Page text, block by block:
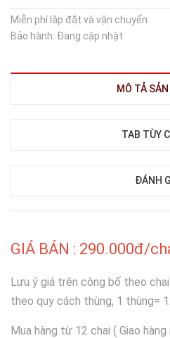
Miễn phí lắp đặt và vận chuyển
Bảo hành: Đang cập nhật
MÔ TẢ
TAB TÙY
ĐÁNH
GIÁ BÁN : 290.000đ/
Lưu ý giá trên công bố theo
theo quy cách thùng, 1 thùng=
Mua hàng từ 12 chai ( Giao